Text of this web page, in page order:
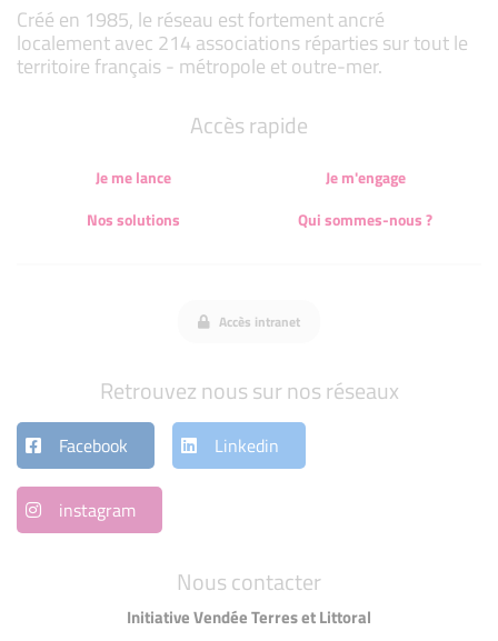
Créé en 1985, le réseau est fortement ancré
localement avec 214 associations réparties sur tout le
territoire français - métropole et outre-mer.
Nous contacter
Initiative Vendée Terres et Littoral
Accès rapide
Je me lance
Je m'engage
Nos solutions
Qui sommes-nous ?
Accès intranet
Retrouvez nous sur nos réseaux
Facebook Linkedin
instagram